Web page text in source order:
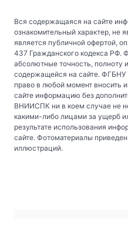
Вся содержащаяся на сайте
ознакомительный характер, не
является публичной офертой,
437 Гражданского кодекса
абсолютные точность, полноту
содержащейся на сайте.
право в любой момент вносить
сайте информацию без
ВНИИСПК ни в коем случае не
какими-либо лицами за ущерб
результате использования
сайте. Фотоматериалы
иллюстраций.